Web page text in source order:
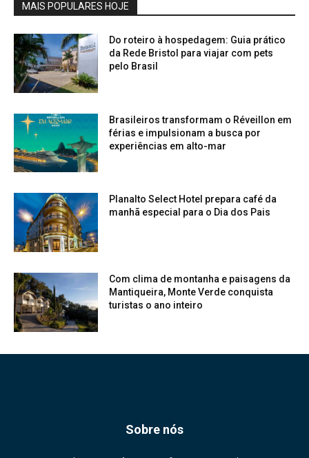
MAIS POPULARES HOJE
Do roteiro à hospedagem: Guia prático
da Rede Bristol para viajar com pets
pelo Brasil
Brasileiros transformam o Réveillon em
férias e impulsionam a busca por
experiências em alto-mar
Planalto Select Hotel prepara café da
manhã especial para o Dia dos Pais
Com clima de montanha e paisagens da
Mantiqueira, Monte Verde conquista
turistas o ano inteiro
Sobre nós